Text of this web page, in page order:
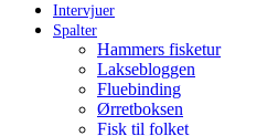
Intervjuer
Spalter
Hammers fisketur
Laksebloggen
Fluebinding
Ørretboksen
Fisk til folket